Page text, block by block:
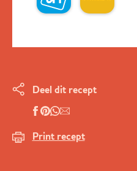
Deel dit recept
Print recept